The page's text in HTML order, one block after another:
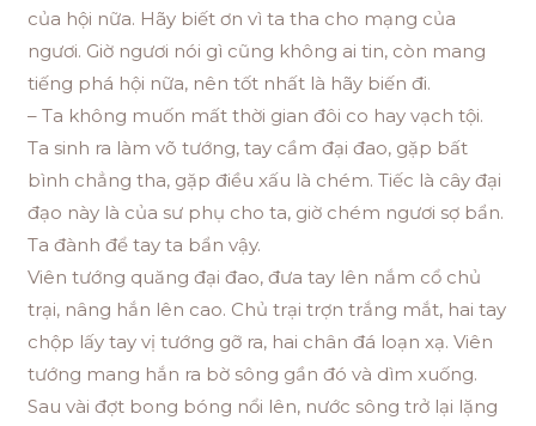
của hội nữa. Hãy biết ơn vì ta tha cho mạng của
ngươi. Giờ ngươi nói gì cũng không ai tin, còn mang
tiếng phá hội nữa, nên tốt nhất là hãy biến đi.
– Ta không muốn mất thời gian đôi co hay vạch tội.
Ta sinh ra làm võ tướng, tay cầm đại đao, gặp bất
bình chẳng tha, gặp điều xấu là chém. Tiếc là cây đại
đạo này là của sư phụ cho ta, giờ chém ngươi sợ bẩn.
Ta đành để tay ta bẩn vậy.
Viên tướng quăng đại đao, đưa tay lên nắm cổ chủ
trại, nâng hắn lên cao. Chủ trại trợn trắng mắt, hai tay
chộp lấy tay vị tướng gỡ ra, hai chân đá loạn xạ. Viên
tướng mang hắn ra bờ sông gần đó và dìm xuống.
Sau vài đợt bong bóng nổi lên, nước sông trở lại lặng